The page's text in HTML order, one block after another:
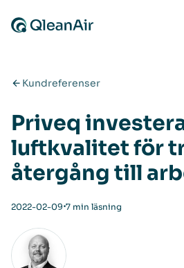
Kundreferenser
Priveq
luftkvalitet för
återgång till
2022-02-09⋅7 min läsning